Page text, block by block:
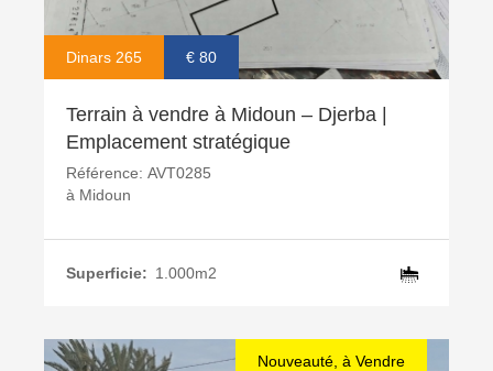
Dinars 265 € 80
Terrain à vendre à Midoun – Djerba |
Emplacement stratégique
Référence: AVT0285
à Midoun
Superficie: 1.000m2
Nouveauté, à Vendre